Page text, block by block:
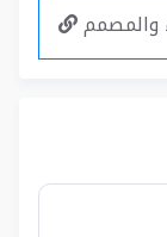
والمصمم